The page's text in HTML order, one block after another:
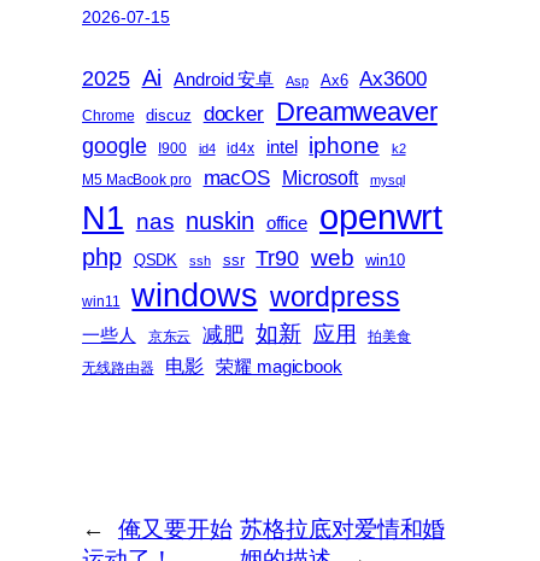
2026-07-15
2025 Ai Android 安卓 Asp Ax6 Ax3600
Chrome discuz docker Dreamweaver
google I900 id4 id4x intel iphone k2
M5 MacBook pro macOS Microsoft mysql
N1 nas nuskin office openwrt
php QSDK ssh ssr Tr90 web win10
win11 windows wordpress
一些人 京东云 减肥 如新 应用
拍美食
无线路由器
电影 荣耀 magicbook
←
俺又要开始 苏格拉底对爱情和婚